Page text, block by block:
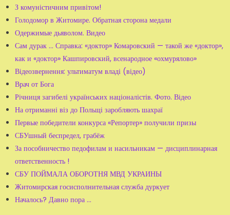
З комуністичним привітом!
Голодомор в Житомире. Обратная сторона медали
Одержимые дьяволом. Видео
Сам дурак ... Справка: «доктор» Комаровский — такой же «доктор»,
как и «доктор» Кашпировский, всенародное «охмурялово»
Відеозвернення: ультиматум владі (відео)
Врач от Бога
Річниця загибелі українських націоналістів. Фото. Відео
На отриманні віз до Польщі заробляють шахраї
Первые победители конкурса «Репортер» получили призы
СБУшный беспредел, грабёж
За пособничество педофилам и насильникам — дисциплинарная
ответственность !
СБУ ПОЙМАЛА ОБОРОТНЯ МВД УКРАИНЫ
Житомирская госисполнительная служба дуркует
Началось? Давно пора …